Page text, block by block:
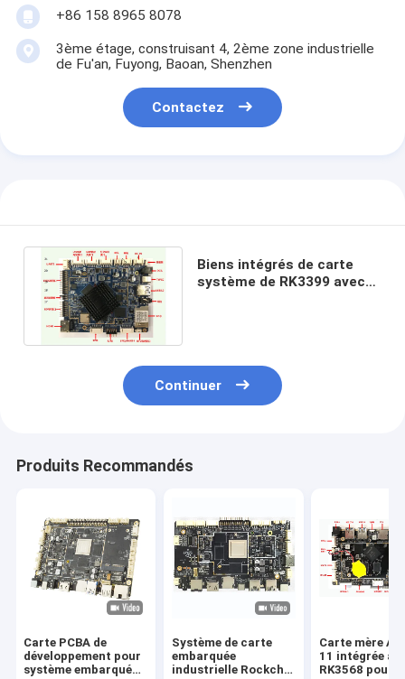
+86 158 8965 8078
3ème étage, construisant 4, 2ème zone industrielle
de Fu'an, Fuyong, Baoan, Shenzhen
Contactez
Biens intégrés de carte
système de RK3399 avec
Continuer
Produits Recommandés
Carte PCBA de
développement pour
système embarqué
Système de carte
embarquée
industrielle Rockchip
Carte mère
11 intégrée
RK3568 pour